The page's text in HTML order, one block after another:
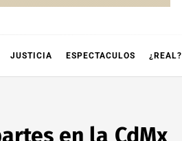
JUSTICIA ESPECTACULOS ¿REAL?
en la CdMx